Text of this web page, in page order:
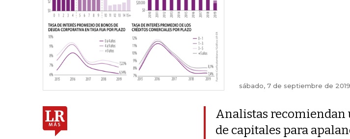
sábado, 7 de septiembre de 2019
Analistas
de capitales para